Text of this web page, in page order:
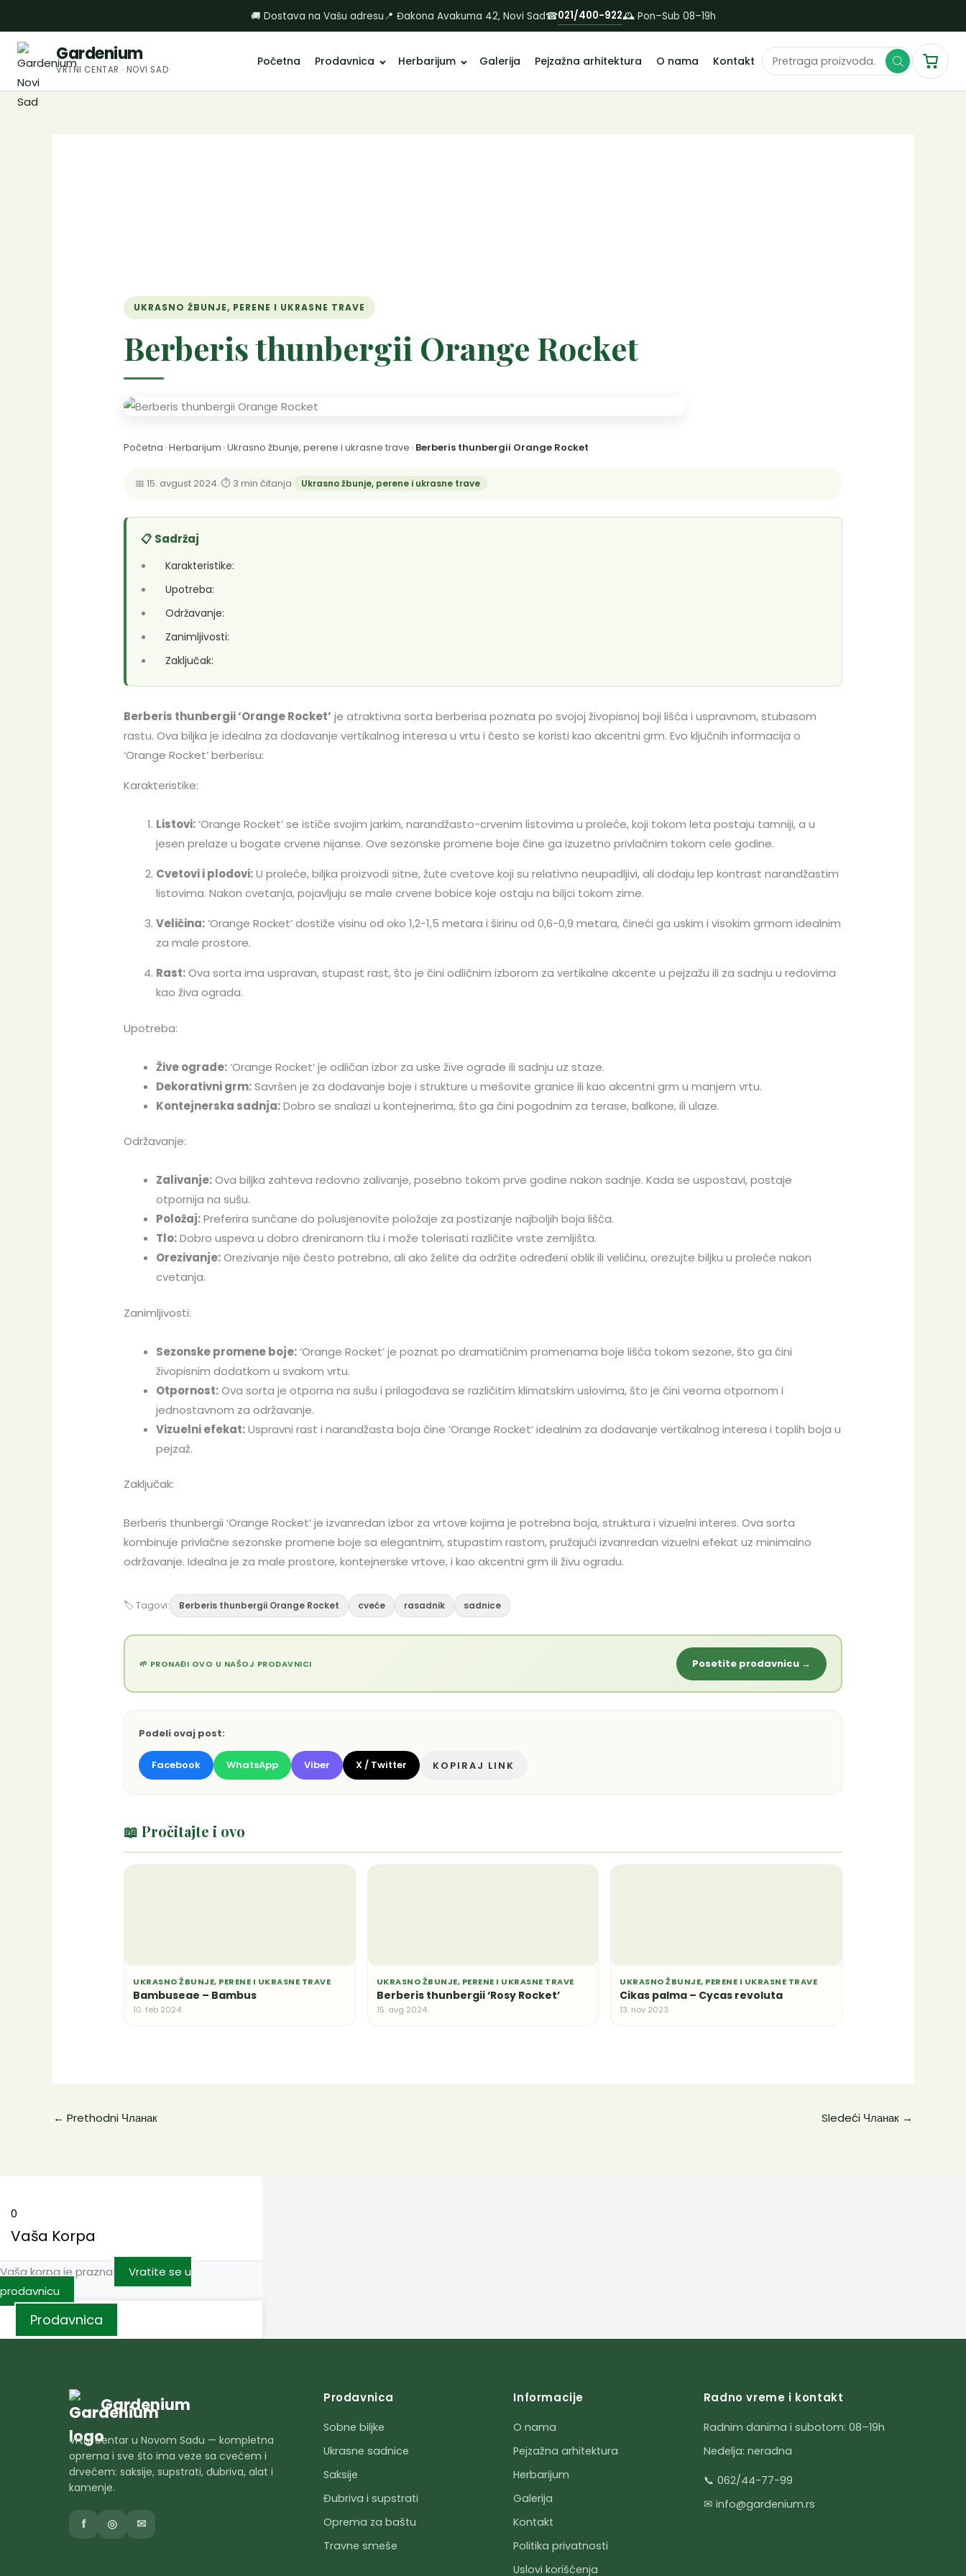
на
садржај
🚚 Dostava na Vašu adresu📍 Đakona Avakuma 42, Novi Sad☎021/400-922🕰 Pon–Sub 08–19h
Gardenium
VRTNI CENTAR · NOVI SAD
Početna Prodavnica Herbarijum Galerija Pejzažna arhitektura O nama Kontakt
Products
search
UKRASNO ŽBUNJE, PERENE I UKRASNE TRAVE
Berberis thunbergii Orange Rocket
Početna ›Herbarijum ›Ukrasno žbunje, perene i ukrasne trave › Berberis thunbergii Orange Rocket
📅 15. avgust 2024.·⏱ 3 min čitanja· Ukrasno žbunje, perene i ukrasne trave
📋 Sadržaj
Karakteristike:
Upotreba:
Održavanje:
Zanimljivosti:
Zaključak:
Berberis thunbergii ‘Orange Rocket’ je atraktivna sorta berberisa poznata po svojoj živopisnoj boji lišća i uspravnom, stubasom
rastu. Ova biljka je idealna za dodavanje vertikalnog interesa u vrtu i često se koristi kao akcentni grm. Evo ključnih informacija o
‘Orange Rocket’ berberisu:
Karakteristike:
Listovi:‘Orange Rocket’ se ističe svojim jarkim, narandžasto-crvenim listovima u proleće, koji tokom leta postaju tamniji, a u
jesen prelaze u bogate crvene nijanse. Ove sezonske promene boje čine ga izuzetno privlačnim tokom cele godine.
Cvetovi i plodovi:U proleće, biljka proizvodi sitne, žute cvetove koji su relativno neupadljivi, ali dodaju lep kontrast narandžastim
listovima. Nakon cvetanja, pojavljuju se male crvene bobice koje ostaju na biljci tokom zime.
Veličina:‘Orange Rocket’ dostiže visinu od oko 1,2-1,5 metara i širinu od 0,6-0,9 metara, čineći ga uskim i visokim grmom idealnim
za male prostore.
Rast:Ova sorta ima uspravan, stupast rast, što je čini odličnim izborom za vertikalne akcente u pejzažu ili za sadnju u redovima
kao živa ograda.
Upotreba:
Žive ograde:‘Orange Rocket’ je odličan izbor za uske žive ograde ili sadnju uz staze.
Dekorativni grm:Savršen je za dodavanje boje i strukture u mešovite granice ili kao akcentni grm u manjem vrtu.
Kontejnerska sadnja:Dobro se snalazi u kontejnerima, što ga čini pogodnim za terase, balkone, ili ulaze.
Održavanje:
Zalivanje:Ova biljka zahteva redovno zalivanje, posebno tokom prve godine nakon sadnje. Kada se uspostavi, postaje
otpornija na sušu.
Položaj:Preferira sunčane do polusjenovite položaje za postizanje najboljih boja lišća.
Tlo:Dobro uspeva u dobro dreniranom tlu i može tolerisati različite vrste zemljišta.
Orezivanje:Orezivanje nije često potrebno, ali ako želite da održite određeni oblik ili veličinu, orezujte biljku u proleće nakon
cvetanja.
Zanimljivosti:
Sezonske promene boje:‘Orange Rocket’ je poznat po dramatičnim promenama boje lišća tokom sezone, što ga čini
živopisnim dodatkom u svakom vrtu.
Otpornost:Ova sorta je otporna na sušu i prilagođava se različitim klimatskim uslovima, što je čini veoma otpornom i
jednostavnom za održavanje.
Vizuelni efekat:Uspravni rast i narandžasta boja čine ‘Orange Rocket’ idealnim za dodavanje vertikalnog interesa i toplih boja u
pejzaž.
Zaključak:
Berberis thunbergii ‘Orange Rocket’ je izvanredan izbor za vrtove kojima je potrebna boja, struktura i vizuelni interes. Ova sorta
kombinuje privlačne sezonske promene boje sa elegantnim, stupastim rastom, pružajući izvanredan vizuelni efekat uz minimalno
održavanje. Idealna je za male prostore, kontejnerske vrtove, i kao akcentni grm ili živu ogradu.
🏷 Tagovi: Berberis thunbergii Orange Rocket cveće rasadnik sadnice
🌱 PRONAĐI OVO U NAŠOJ PRODAVNICI Posetite prodavnicu →
Podeli ovaj post:
Facebook WhatsApp Viber X / Twitter KOPIRAJ LINK
📖 Pročitajte i ovo
UKRASNO ŽBUNJE, PERENE I UKRASNE TRAVE
Bambuseae – Bambus
10. feb 2024.
UKRASNO ŽBUNJE, PERENE I UKRASNE TRAVE
Berberis thunbergii ‘Rosy Rocket’
15. avg 2024.
UKRASNO ŽBUNJE, PERENE I UKRASNE TRAVE
Cikas palma – Cycas revoluta
13. nov 2023.
← Prethodni Чланак Sledeći Чланак →
0
Vaša Korpa
Vaša korpa je prazna
Vratite se u
prodavnicu
Prodavnica
Gardenium
Vrtni centar u Novom Sadu — kompletna
oprema i sve što ima veze sa cvećem i
drvećem: saksije, supstrati, đubriva, alat i
kamenje.
f ◎ ✉
Prodavnica
Sobne biljke
Ukrasne sadnice
Saksije
Đubriva i supstrati
Oprema za baštu
Travne smeše
Informacije
O nama
Pejzažna arhitektura
Herbarijum
Galerija
Kontakt
Politika privatnosti
Uslovi korišćenja
Radno vreme i kontakt
Radnim danima i subotom: 08–19h
Nedelja: neradna
📞 062/44-77-99
✉ info@gardenium.rs